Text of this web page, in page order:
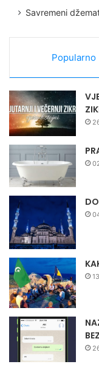
Savremeni
Popularno